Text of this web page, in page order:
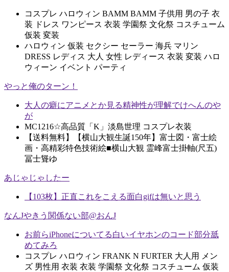
コスプレ ハロウィン BAMM BAMM 子供用 男の子 衣
装 ドレス ワンピース 衣装 学園祭 文化祭 コスチューム
仮装 変装
ハロウィン 仮装 セクシー セーラー 海兵 マリン
DRESS レディス 大人 女性 レディース 衣装 変装 ハロ
ウィーン イベント パーティ
やっと俺のターン！
大人の癖にアニメとか見る精神性が理解でけへんのや
が
MC1216☆高品質「K」淡島世理 コスプレ衣装
【送料無料】【横山大観生誕150年】富士図・富士絵
画・高精彩特色技術絵■横山大観 霊峰富士掛軸(尺五)
冨士聳ゆ
あじゃじゃしたー
【103枚】正直これをこえる面白gifは無いと思う
なんJやきう関係ない部@おんJ
お前らiPhoneについてる白いイヤホンのコード部分舐
めてみろ
コスプレ ハロウィン FRANK N FURTER 大人用 メン
ズ 男性用 衣装 衣装 学園祭 文化祭 コスチューム 仮装